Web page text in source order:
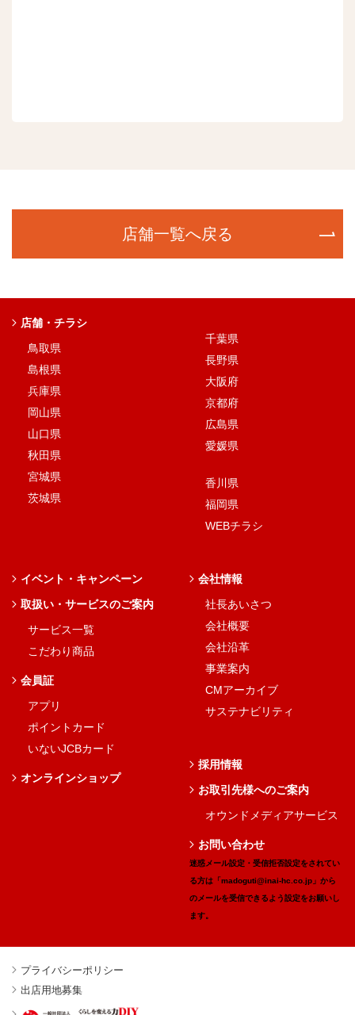
店舗一覧へ戻る
店舗・チラシ
鳥取県
島根県
兵庫県
岡山県
山口県
秋田県
宮城県
茨城県
千葉県
長野県
大阪府
京都府
広島県
愛媛県
香川県
福岡県
WEBチラシ
イベント・キャンペーン
取扱い・サービスのご案内
サービス一覧
こだわり商品
会員証
アプリ
ポイントカード
いないJCBカード
オンラインショップ
会社情報
社長あいさつ
会社概要
会社沿革
事業案内
CMアーカイブ
サステナビリティ
採用情報
お取引先様へのご案内
オウンドメディアサービス
お問い合わせ
迷惑メール設定・受信拒否設定をされてい
る方は「madoguti@inai-hc.co.jp」から
のメールを受信できるよう設定をお願いし
ます。
プライバシーポリシー
出店用地募集